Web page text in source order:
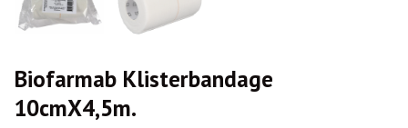
Biofarmab Klisterbandage
10cmX4,5m.